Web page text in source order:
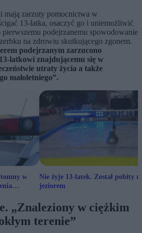
mają zarzuty pomocnictwa w
13-latka, osaczyć go i uniemożliwić
pierwszemu podejrzanemu spowodowanie
na zdrowiu skutkującego zgonem.
podejrzanym zarzucono
latkowi znajdującemu się w
utraty życia a także
małoletniego”.
w
Nie żyje 13-latek. Został pobity
jeziorem
„Znaleziony w ciężkim
terenie”